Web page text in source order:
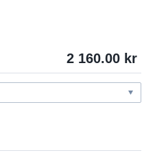
2 160.00